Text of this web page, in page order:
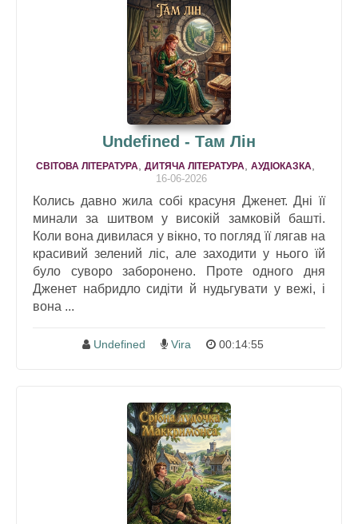
Undefined - Там Лін
СВІТОВА ЛІТЕРАТУРА ДИТЯЧА ЛІТЕРАТУРА АУДІОКАЗКА
16-06-2026
Колись давно жила собі красуня Дженет. Дні її
минали за шитвом у високій замковій башті.
Коли вона дивилася у вікно, то погляд її лягав на
красивий зелений ліс, але заходити у нього їй
було суворо заборонено. Проте одного дня
Дженет набридло сидіти й нудьгувати у вежі, і
вона ...
Undefined Vira 00:14:55